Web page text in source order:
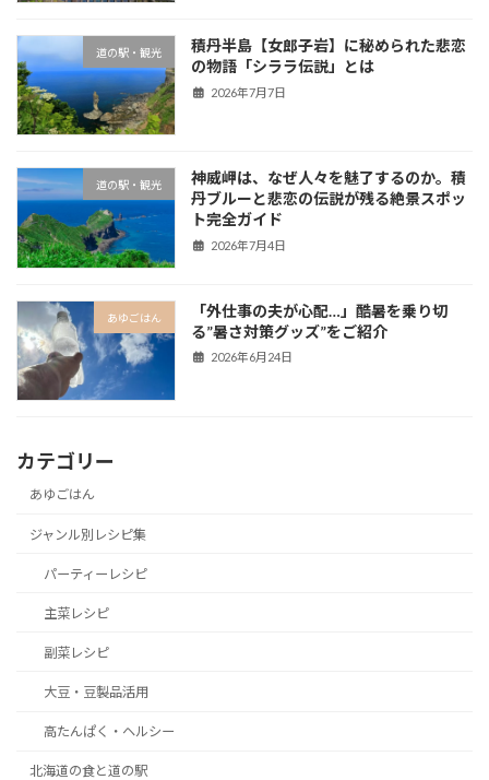
道の駅・観光
積丹半島【女郎子岩】に秘められた悲恋
の物語「シララ伝説」とは
2026年7月7日
道の駅・観光
神威岬は、なぜ人々を魅了するのか。積
丹ブルーと悲恋の伝説が残る絶景スポッ
ト完全ガイド
2026年7月4日
あゆごはん
「外仕事の夫が心配…」酷暑を乗り切
る”暑さ対策グッズ”をご紹介
2026年6月24日
カテゴリー
あゆごはん
ジャンル別レシピ集
パーティーレシピ
主菜レシピ
副菜レシピ
大豆・豆製品活用
高たんぱく・ヘルシー
北海道の食と道の駅